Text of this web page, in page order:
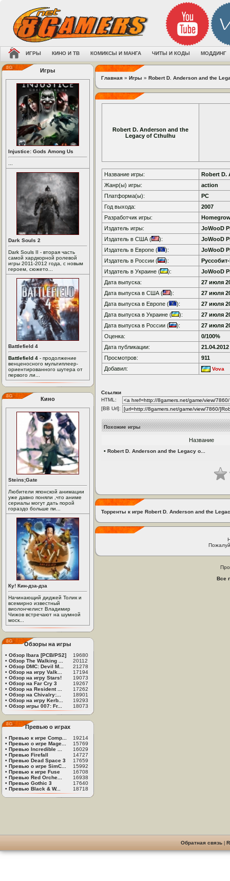
ИГРЫ КИНО И ТВ КОМИКСЫ И МАНГА ЧИТЫ И КОДЫ МОДДИНГ
Игры
Injustice: Gods Among Us
Dark Souls 2
Dark Souls II - вторая часть
самой хардкорной ролевой
игры 2011-2012 года, с новым
героем, сюжето...
Battlefield 4
Battlefield 4 - продолжение
венценосного мультиплеер-
ориентированного шутера от
первого ли...
Кино
Steins;Gate
Любители японской анимации
уже давно поняли ,что аниме
сериалы могут дать порой
гораздо больше пи...
Ку! Кин-дза-дза
Начинающий диджей Толик и
всемирно известный
виолончелист Владимир
Чижов встречают на шумной
моск...
Обзоры на игры
• Обзор Ibara [PCB/PS2]
19680
• Обзор The Walking ...
20112
• Обзор DMC: Devil M...
21278
• Обзор на игру Valk...
17194
• Обзор на игру Stars!
19073
• Обзор на Far Cry 3
19267
• Обзор на Resident ...
17262
• Обзор на Chivalry:...
18901
• Обзор на игру Kerb...
19293
• Обзор игры 007: Fr... 18073
Превью о играх
• Превью к игре Comp...
19214
• Превью о игре Mage...
15769
• Превью Incredible ...
16029
• Превью Firefall
14727
• Превью Dead Space 3
17659
• Превью о игре SimC...
15992
• Превью к игре Fuse
16708
• Превью Red Orche...
16938
• Превью Gothic 3
17640
• Превью Black & W... 18718
Главная » Игры » Robert D. Anderson and the
Robert D. Anderson and the
Legacy of Cthulhu
Название игры:
Robert D.
Жанр(ы) игры:
action
Платформа(ы):
PC
Год выхода:
2007
Разработчик игры:
Издатель игры:
JoWooD
Издатель в США (
):
JoWooD
Издатель в Европе (
):
JoWooD
Издатель в России (
):
Издатель в Украине (
):
JoWooD
Дата выпуска:
27 июля
Дата выпуска в США (
):
27 июля
Дата выпуска в Европе (
):
27 июля
Дата выпуска в Украине (
):
27 июля
Дата выпуска в России (
):
27 июля
Оценка:
0/100%
Дата публикации:
21.04.2012
Просмотров:
911
Добавил:
Vova
Ссылки
HTML:
[BB Url]:
Похожие игры
Название
• Robert D. Anderson and the Legacy o...
Торренты к игре Robert D. Anderson and the
Все
Обратная связь